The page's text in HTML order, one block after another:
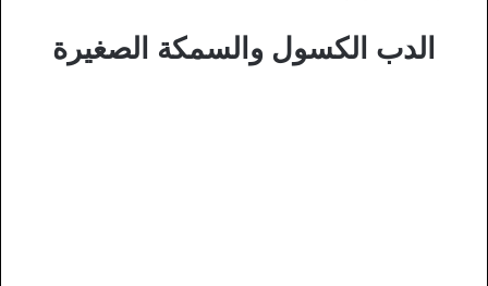
الدب الكسول والسمكة الصغيرة